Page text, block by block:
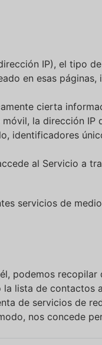
IP), el tipo
en esas
cierta
la dirección IP
identificadores
al Servicio a
servicios de
podemos recopilar
lista de contactos
de servicios de
nos concede